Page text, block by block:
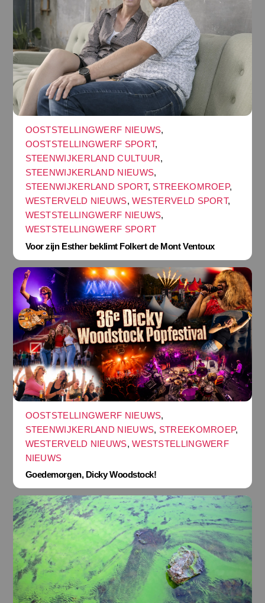
OOSTSTELLINGWERF NIEUWS,
OOSTSTELLINGWERF SPORT,
STEENWIJKERLAND CULTUUR,
STEENWIJKERLAND NIEUWS,
STEENWIJKERLAND SPORT, STREEKOMROEP,
WESTERVELD NIEUWS,WESTERVELD SPORT,
WESTSTELLINGWERF NIEUWS,
WESTSTELLINGWERF SPORT
Voor zijn Esther beklimt Folkert de Mont Ventoux
OOSTSTELLINGWERF NIEUWS,
STEENWIJKERLAND NIEUWS, STREEKOMROEP,
WESTERVELD NIEUWS,WESTSTELLINGWERF
NIEUWS
Goedemorgen, Dicky Woodstock!